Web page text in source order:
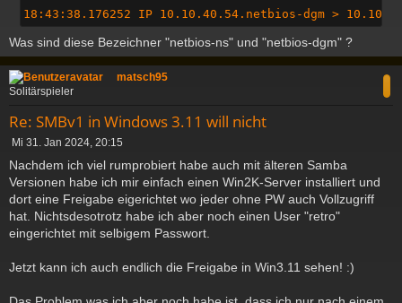
18:43:38.176252 IP 10.10.40.54.netbios-dgm >
Was sind diese Bezeichner "netbios-ns" und "netbios-dgm" ?
a
c
matsch95
Solitärspieler
Re: SMBv1 in Windows 3.11 will nicht
B
i
t
r
a
Mi 31. Jan 2024, 20:15
Nachdem ich viel rumprobiert habe auch mit älteren Samba
Versionen habe ich mir einfach einen Win2K-Server installiert und
dort eine Freigabe eigerichtet wo jeder ohne PW auch Vollzugriff
hat. Nichtsdesotrotz habe ich aber noch einen User "retro"
eingerichtet mit selbigem Passwort.
Jetzt kann ich auch endlich die Freigabe in Win3.11 sehen! :)